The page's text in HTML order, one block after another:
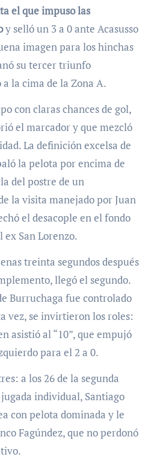
el que impuso las
y selló un 3 a 0 ante Acasusso
imagen para los hinchas
su tercer triunfo
la cima de la Zona A.
con claras chances de gol,
el marcador y que mezcló
La definición excelsa de
la pelota por encima de
del postre de un
la visita manejado por Juan
el desacople en el fondo
ex San Lorenzo.
treinta segundos después
llegó el segundo.
Burruchaga fue controlado
vez, se invirtieron los roles:
asistió al “10”, que empujó
para el 2 a 0.
a los 26 de la segunda
individual, Santiago
con pelota dominada y le
Fagúndez, que no perdonó